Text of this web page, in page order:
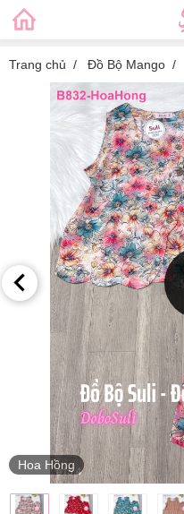
Trang chủ Đồ Bộ Mango
Hoa Hồng